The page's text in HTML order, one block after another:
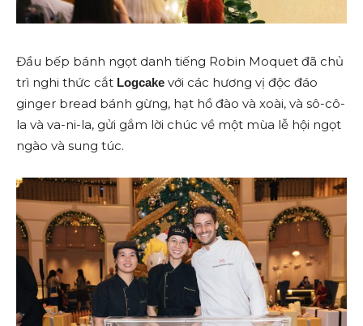
Đầu bếp bánh ngọt danh tiếng Robin Moquet đã chủ
trì nghi thức cắt Logcake với các hương vị độc đáo
ginger bread bánh gừng, hạt hồ đào và xoài, và sô-cô-
la và va-ni-la, gửi gắm lời chúc về một mùa lễ hội ngọt
ngào và sung túc.